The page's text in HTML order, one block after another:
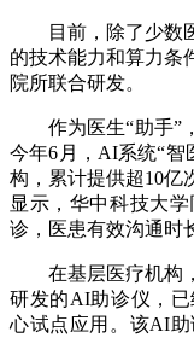
目前，除了少数医
的技术能力和算力条
院所联合研发。
作为医生“助手”，
今年6月，AI系统“智
构，累计提供超10亿
显示，华中科技大
诊，医患有效沟通时
在基层医疗机构，
研发的AI助诊仪，
心试点应用。该AI